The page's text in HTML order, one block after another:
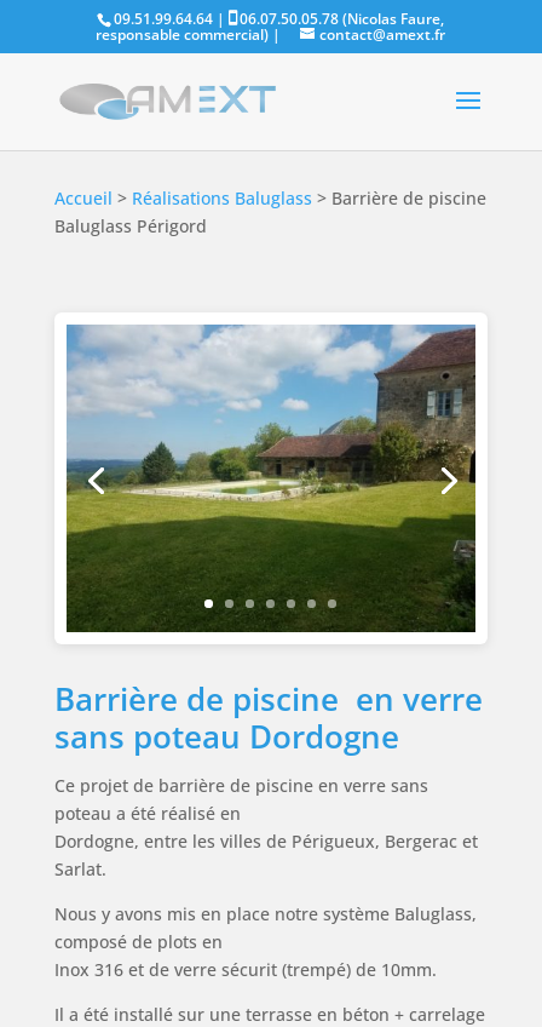
09.51.99.64.64 | 06.07.50.05.78 (Nicolas Faure,
responsable commercial) | contact@amext.fr
Accueil > Réalisations Baluglass > Barrière de piscine
Baluglass Périgord
Barrière de piscine en verre
sans poteau Dordogne
Ce projet de barrière de piscine en verre sans
poteau a été réalisé en
Dordogne, entre les villes de Périgueux, Bergerac et
Sarlat.
Nous y avons mis en place notre système Baluglass,
composé de plots en
Inox 316 et de verre sécurit (trempé) de 10mm.
Il a été installé sur une terrasse en béton + carrelage